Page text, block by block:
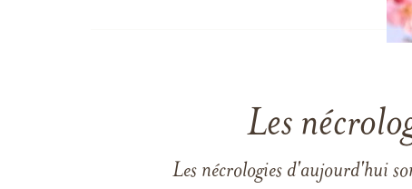
Les
Les nécrologies d'aujourd'hui